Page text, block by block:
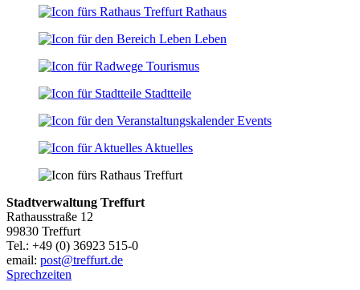
Rathaus
Leben
Tourismus
Stadtteile
Events
Aktuelles
Stadtverwaltung Treffurt
Rathausstraße 12
99830 Treffurt
Tel.: +49 (0) 36923 515-0
email: post@treffurt.de
Sprechzeiten